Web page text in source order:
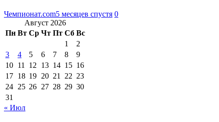
Чемпионат.com5 месяцев спустя 0
Август 2026
Пн Вт Ср Чт Пт Сб Вс
1
2
3
4 5 6 7 8
9
10 11 12 13 14 15 16
17 18 19 20 21 22 23
24 25 26 27 28 29 30
31
« Июл